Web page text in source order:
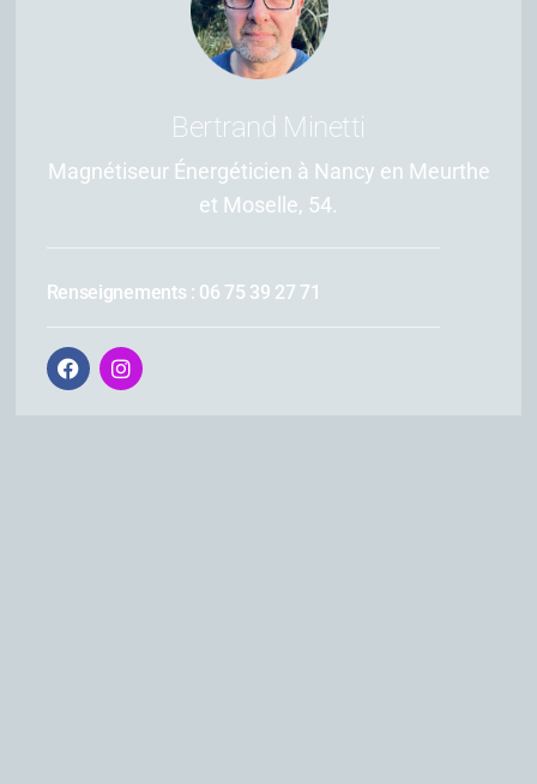
Bertrand Minetti
Magnétiseur Énergéticien à Nancy en Meurthe
et Moselle, 54.
Renseignements : 06 75 39 27 71